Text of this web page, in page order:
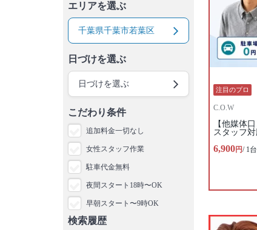
エリアを選ぶ
千葉県千葉市若葉区
日づけを選ぶ
日づけを選ぶ
こだわり条件
追加料金一切なし
女性スタッフ作業
駐車代金無料
夜間スタート18時〜OK
早朝スタート〜9時OK
検索履歴
注目のプロ
C.O.W
【他媒体
スタッフ
6,900円/ 1台